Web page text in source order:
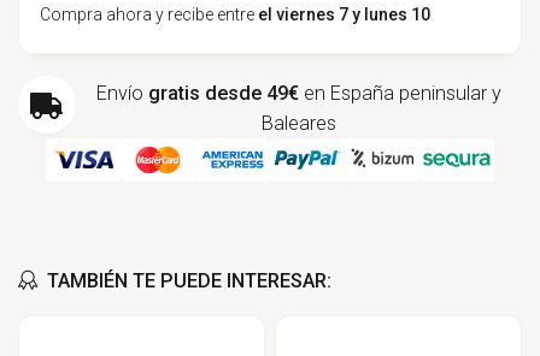
Compra ahora y recibe entre el viernes 7 y lunes 10
Envío gratis desde 49€ en España peninsular y
Baleares
TAMBIÉN TE PUEDE INTERESAR: